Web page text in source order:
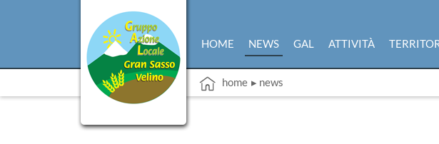
HOME NEWS GAL ATTIVITÀ
home ▸ news